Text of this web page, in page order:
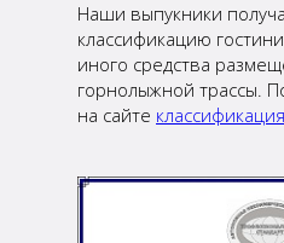
Наши выпукники
классификацию
иного средства
горнолыжной трассы.
на сайте